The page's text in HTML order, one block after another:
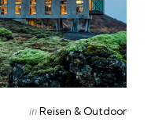
Posted
inReisen & Outdoor